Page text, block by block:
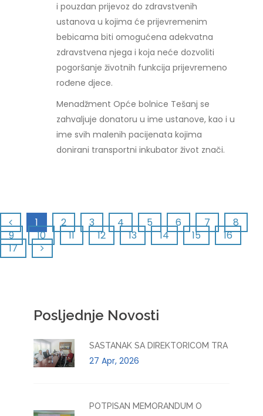
i pouzdan prijevoz do zdravstvenih
ustanova u kojima će prijevremenim
bebicama biti omogućena adekvatna
zdravstvena njega i koja neće dozvoliti
pogoršanje životnih funkcija prijevremeno
rođene djece.
Menadžment Opće bolnice Tešanj se
zahvaljuje donatoru u ime ustanove, kao i u
ime svih malenih pacijenata kojima
donirani transportni inkubator život znači.
1 2 3 4 5 6 7
8
9
10 11 12 13 14 15
16
17
Posljednje Novosti
SASTANAK SA DIREKTORICOM TRA
27 Apr, 2026
POTPISAN MEMORANDUM O